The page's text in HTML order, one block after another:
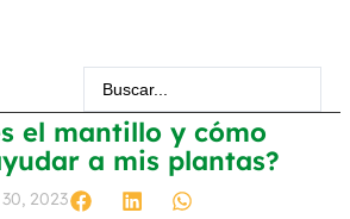
el mantillo y cómo
a mis plantas?
2023